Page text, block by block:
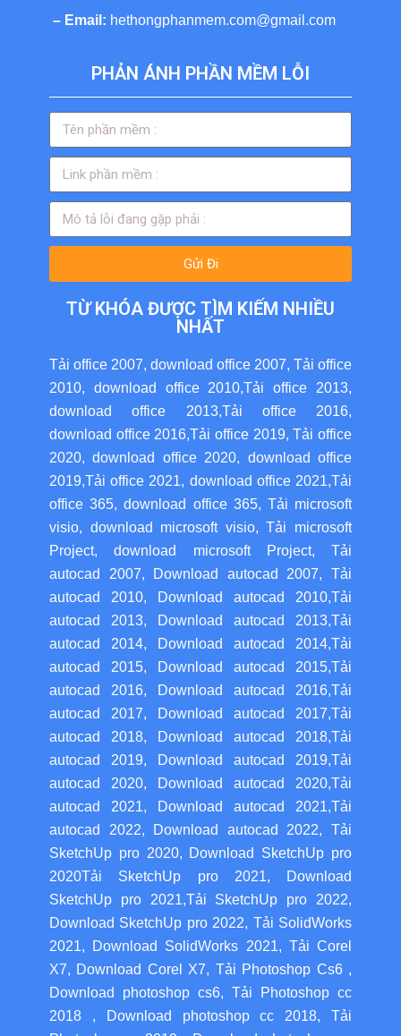
– Email: hethongphanmem.com@gmail.com
PHẢN ÁNH PHẦN MỀM LỖI
Gửi Đi
TỪ KHÓA ĐƯỢC TÌM KIẾM NHIỀU
NHẤT
Tải office 2007, download office 2007, Tải office
2010, download office 2010,Tải office 2013,
download office 2013,Tải office 2016,
download office 2016,Tải office 2019,Tải office
2020,download office 2020, download office
2019,Tải office 2021, download office 2021,Tải
office 365,download office 365, Tải microsoft
visio, download microsoft visio,Tải microsoft
Project,download microsoft Project, Tải
autocad 2007, Download autocad 2007,Tải
autocad 2010, Download autocad 2010,Tải
autocad 2013, Download autocad 2013,Tải
autocad 2014, Download autocad 2014,Tải
autocad 2015, Download autocad 2015,Tải
autocad 2016, Download autocad 2016,Tải
autocad 2017, Download autocad 2017,Tải
autocad 2018, Download autocad 2018,Tải
autocad 2019, Download autocad 2019,Tải
autocad 2020, Download autocad 2020,Tải
autocad 2021, Download autocad 2021,Tải
autocad 2022, Download autocad 2022,Tải
SketchUp pro 2020, Download SketchUp pro
2020Tải SketchUp pro 2021,
Download
SketchUp pro 2021,Tải SketchUp pro 2022,
Download SketchUp pro 2022, Tải SolidWorks
2021, Download SolidWorks 2021, Tải Corel
X7, Download Corel X7, Tải Photoshop Cs6,
Download photoshop cs6, Tải Photoshop cc
2018 , Download photoshop cc 2018,Tải